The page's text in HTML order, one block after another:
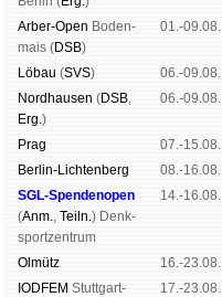
Arber-Open Boden­
mais (DSB)
01.-09.08.
Lö­bau (SVS)
06.-09.08.
Nord­hau­sen (DSB,
Erg.)
06.-09.08.
Prag
07.-15.08.
Berlin-Lich­ten­berg
08.-16.08.
SGL-Spenden­open
(Anm., Teiln.) Denk­
sport­zen­trum
14.-16.08.
Ol­mütz
16.-23.08.
IODFEM Stutt­gart-
17.-23.08.